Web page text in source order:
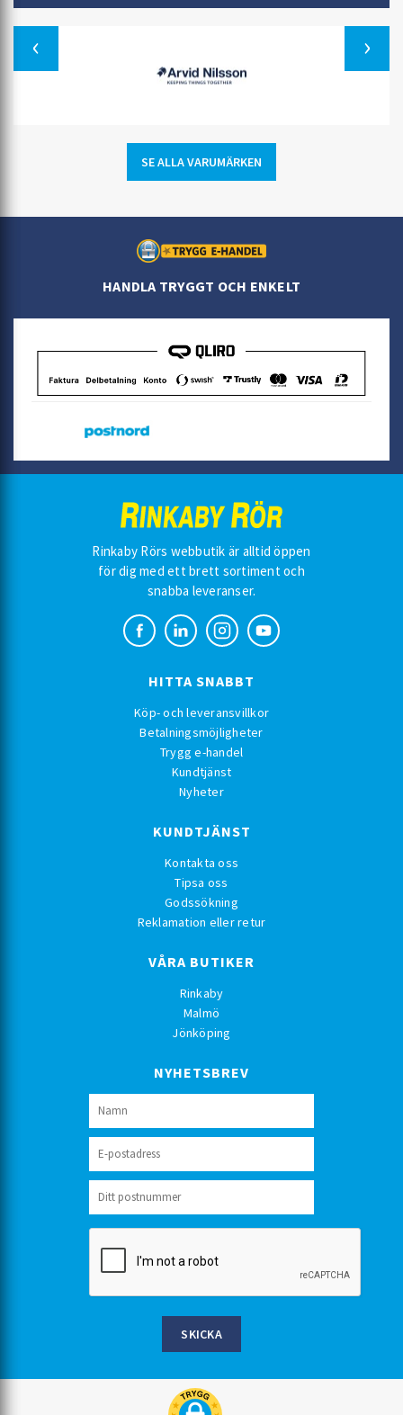
Previous
SE ALLA VARUMÄRKEN
HANDLA TRYGGT OCH ENKELT
Rinkaby Rörs webbutik är alltid öppen
för dig med ett brett sortiment och
snabba leveranser.
HITTA SNABBT
Köp- och leveransvillkor
Betalningsmöjligheter
Trygg e-handel
Kundtjänst
Nyheter
KUNDTJÄNST
Kontakta oss
Tipsa oss
Godssökning
Reklamation eller retur
VÅRA BUTIKER
Rinkaby
Malmö
Jönköping
NYHETSBREV
SKICKA